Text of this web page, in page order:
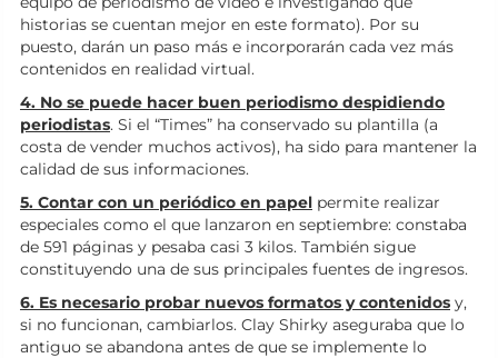
historias se cuentan mejor en este formato). Por su
puesto, darán un paso más e incorporarán cada vez más
contenidos en realidad virtual.
4. No se puede hacer buen periodismo despidiendo
periodistas. Si el “Times” ha conservado su plantilla (a
costa de vender muchos activos), ha sido para mantener la
calidad de sus informaciones.
5. Contar con un periódico en papel permite realizar
especiales como el que lanzaron en septiembre: constaba
de 591 páginas y pesaba casi 3 kilos. También sigue
constituyendo una de sus principales fuentes de ingresos.
6. Es necesario probar nuevos formatos y contenidos y,
si no funcionan, cambiarlos. Clay Shirky aseguraba que lo
antiguo se abandona antes de que se implemente lo